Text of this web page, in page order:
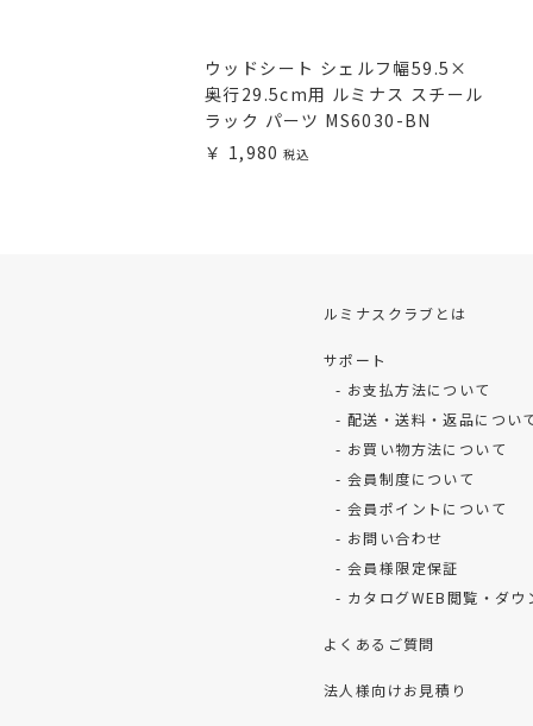
ウッドシート シェルフ幅59.5×
奥行29.5cm用 ルミナス スチール
ラック パーツ MS6030-BN
1,980
ルミナスクラブとは
サポート
お支払方法について
配送・送料・返品につい
お買い物方法について
会員制度について
会員ポイントについて
お問い合わせ
会員様限定保証
カタログWEB閲覧・ダウ
よくあるご質問
法人様向けお見積り